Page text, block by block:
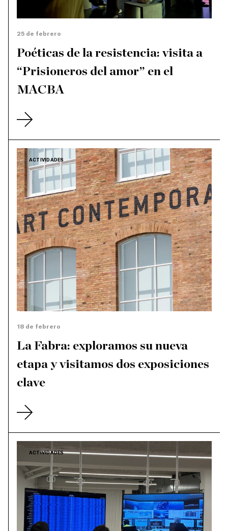
25 de febrero
Poéticas de la resistencia: visita a
“Prisioneros del amor” en el
MACBA
ACTIVIDADES
18 de febrero
La Fabra: exploramos su nueva
etapa y visitamos dos exposiciones
clave
ACTIVIDADES